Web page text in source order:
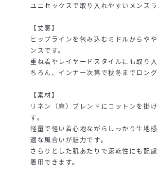
ユニセックスで取り入れやすいメンズ
【丈感】
ヒップラインを包み込むミドルからや
ンスです。
重ね着やレイヤードスタイルにも取り
ちろん、インナー次第で秋冬までロング
【素材】
リネン（麻）ブレンドにコットンを掛
す。
軽量で軽い着心地ながらしっかり生地
適な風合いが魅力です。
さらりとした肌あたりで速乾性にも配
着用できます。